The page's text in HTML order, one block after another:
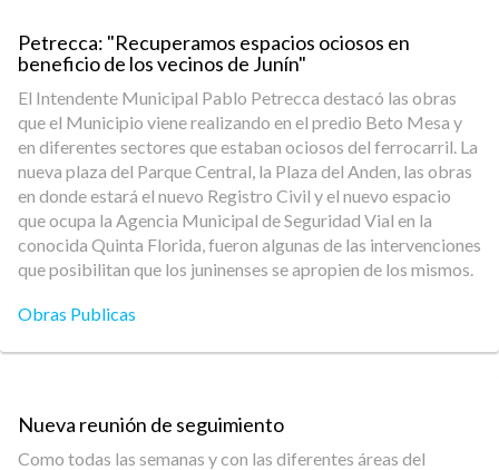
Petrecca: "Recuperamos espacios ociosos en
beneficio de los vecinos de Junín"
El Intendente Municipal Pablo Petrecca destacó las obras
que el Municipio viene realizando en el predio Beto Mesa y
en diferentes sectores que estaban ociosos del ferrocarril. La
nueva plaza del Parque Central, la Plaza del Anden, las obras
en donde estará el nuevo Registro Civil y el nuevo espacio
que ocupa la Agencia Municipal de Seguridad Vial en la
conocida Quinta Florida, fueron algunas de las intervenciones
que posibilitan que los juninenses se apropien de los mismos.
Obras Publicas
Nueva reunión de seguimiento
Como todas las semanas y con las diferentes áreas del